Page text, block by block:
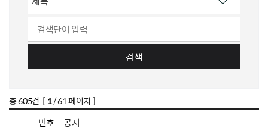
검색
총605건 [ 1/ 61 페이지 ]
번호
공지